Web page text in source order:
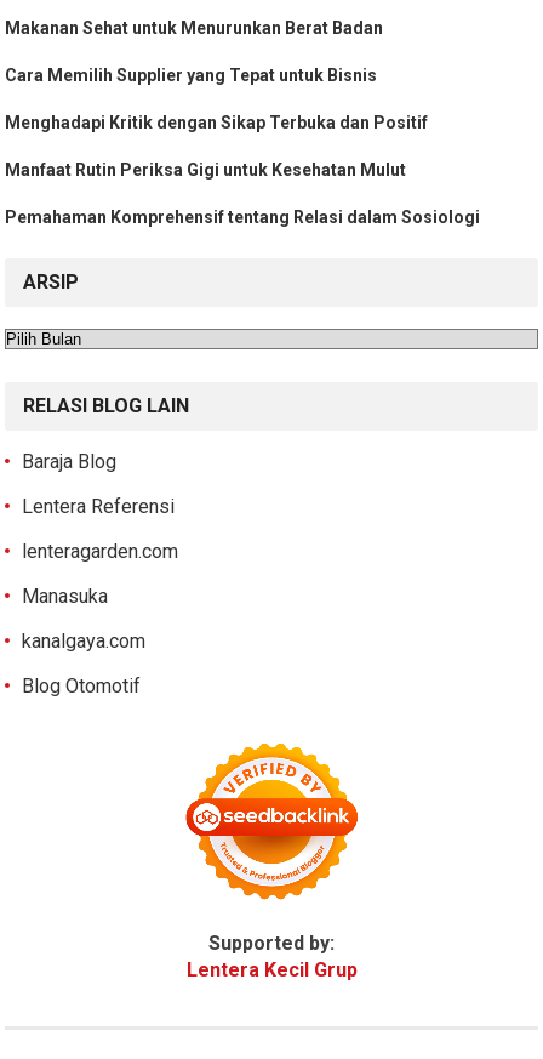
Makanan Sehat untuk Menurunkan Berat Badan
Cara Memilih Supplier yang Tepat untuk Bisnis
Menghadapi Kritik dengan Sikap Terbuka dan Positif
Manfaat Rutin Periksa Gigi untuk Kesehatan Mulut
Pemahaman Komprehensif tentang Relasi dalam Sosiologi
ARSIP
Arsip
RELASI BLOG LAIN
Baraja Blog
Lentera Referensi
lenteragarden.com
Manasuka
kanalgaya.com
Blog Otomotif
Supported by:
Lentera Kecil Grup